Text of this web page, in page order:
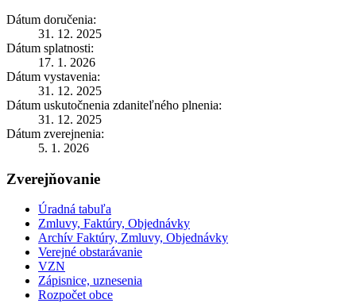
Dátum doručenia:
31. 12. 2025
Dátum splatnosti:
17. 1. 2026
Dátum vystavenia:
31. 12. 2025
Dátum uskutočnenia zdaniteľného plnenia:
31. 12. 2025
Dátum zverejnenia:
5. 1. 2026
Zverejňovanie
Úradná tabuľa
Zmluvy, Faktúry, Objednávky
Archív Faktúry, Zmluvy, Objednávky
Verejné obstarávanie
VZN
Zápisnice, uznesenia
Rozpočet obce